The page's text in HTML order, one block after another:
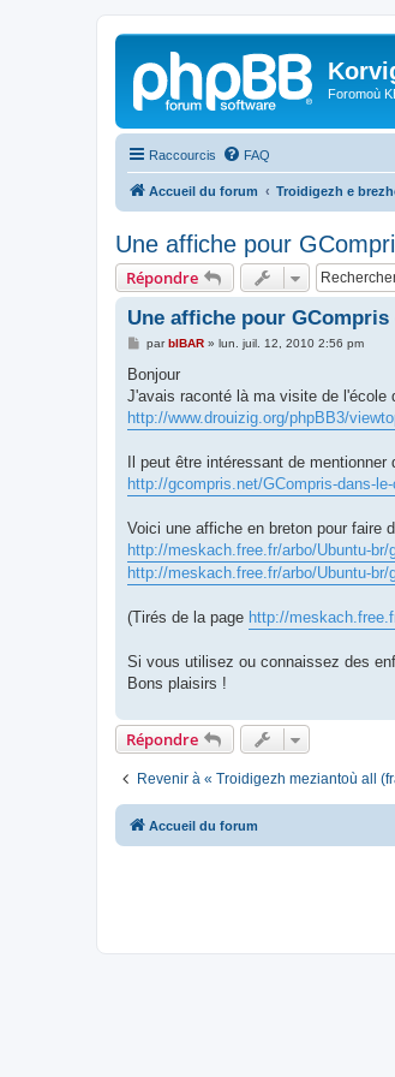
Foromoù
Raccourcis FAQ
Accueil du forum Troidigezh e
Une affiche pour
Répondre
Une affiche pour
M
s
a
g
e
parbIBAR» lun. juil. 12, 2010 2:56 pm
Bonjour
J'avais raconté là ma visite de l'école
http://www.drouizig.org/phpBB3/
Il peut être intéressant de
http://gcompris.net/GCompris-dans-
Voici une affiche en breton pour faire
http://meskach.free.fr/arbo/Ubuntu-br/
http://meskach.free.fr/arbo/Ubuntu-br/
(Tirés de la page http://
Si vous utilisez ou connaissez des
Bons plaisirs !
Répondre
Revenir à « Troidigezh meziantoù all
Accueil du forum